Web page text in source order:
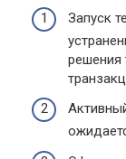
Запуск
решения